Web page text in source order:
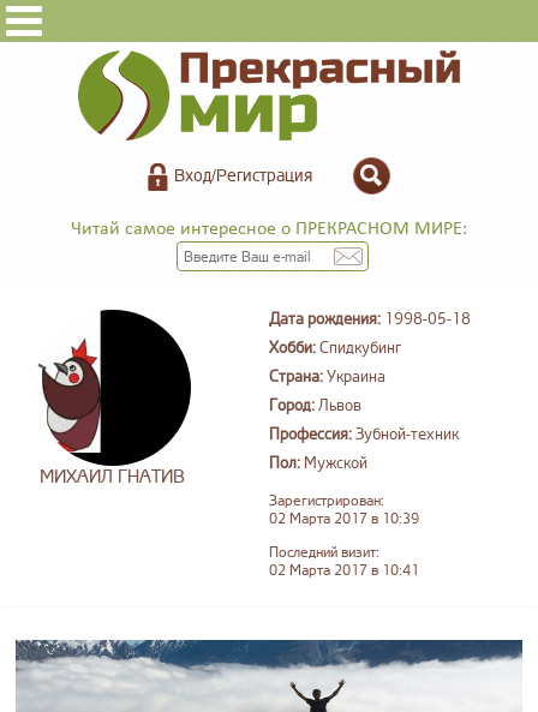
Вход/Регистрация
Читай самое интересное о ПРЕКРАСНОМ МИРЕ:
МИХАИЛ ГНАТИВ
Дата рождения: 1998-05-18
Хобби:Спидкубинг
Страна:Украина
Город:Львов
Профессия:Зубной-техник
Пол: Мужской
Зарегистрирован:
02 Марта 2017 в 10:39
Последний визит:
02 Марта 2017 в 10:41